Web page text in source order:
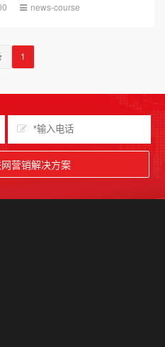
删除，不能修改。...
news-course
1
营销解决方案